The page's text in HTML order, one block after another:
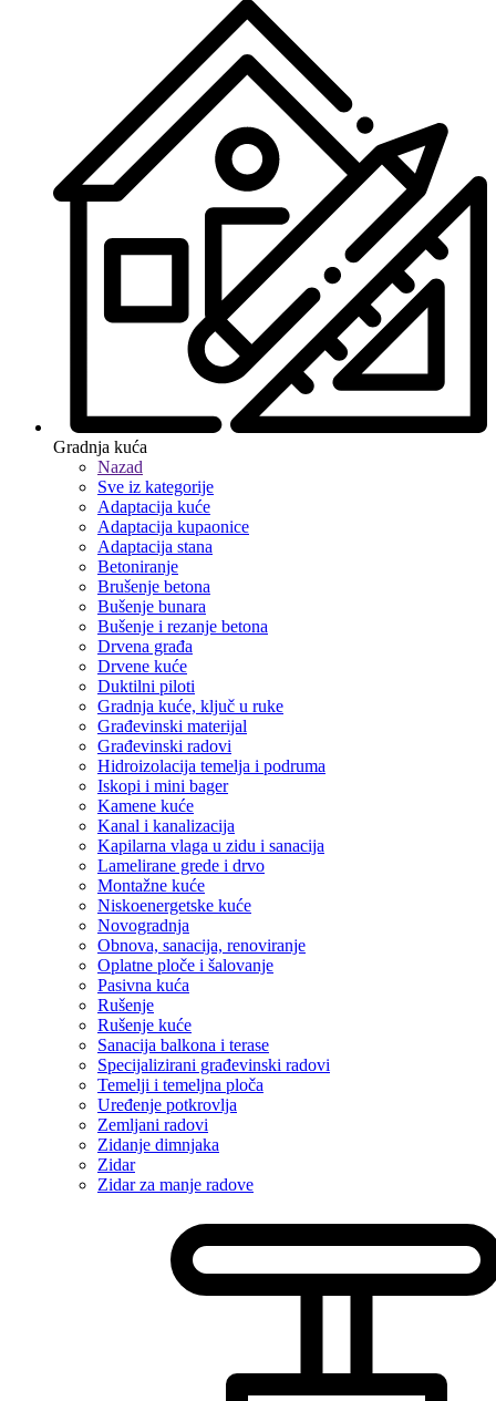
Gradnja kuća
Nazad
Sve iz kategorije
Adaptacija kuće
Adaptacija kupaonice
Adaptacija stana
Betoniranje
Brušenje betona
Bušenje bunara
Bušenje i rezanje betona
Drvena građa
Drvene kuće
Duktilni piloti
Gradnja kuće, ključ u ruke
Građevinski materijal
Građevinski radovi
Hidroizolacija temelja i podruma
Iskopi i mini bager
Kamene kuće
Kanal i kanalizacija
Kapilarna vlaga u zidu i sanacija
Lamelirane grede i drvo
Montažne kuće
Niskoenergetske kuće
Novogradnja
Obnova, sanacija, renoviranje
Oplatne ploče i šalovanje
Pasivna kuća
Rušenje
Rušenje kuće
Sanacija balkona i terase
Specijalizirani građevinski radovi
Temelji i temeljna ploča
Uređenje potkrovlja
Zemljani radovi
Zidanje dimnjaka
Zidar
Zidar za manje radove